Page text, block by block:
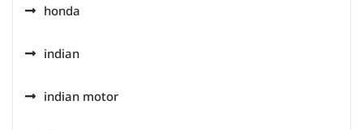
honda
indian
indian motor